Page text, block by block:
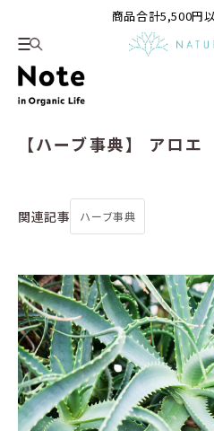
商品合計5,500円
【ハーブ事典】 アロエ
関連記事 ハーブ事典